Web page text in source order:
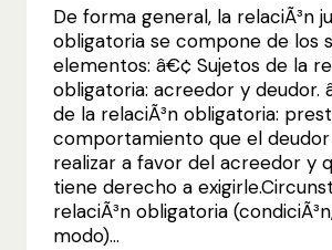
De forma general, la relaciÃ³n
obligatoria se compone de los
elementos: â€¢ Sujetos de la
obligatoria: acreedor y deudor.
de la relaciÃ³n obligatoria:
comportamiento que el
realizar a favor del acreedor y
tiene derecho a
relaciÃ³n obligatoria
modo)…